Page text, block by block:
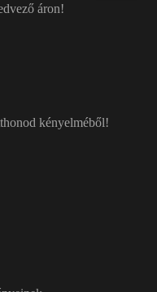
áron!
kényelméből!